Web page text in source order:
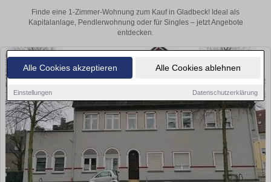
Alle Cookies akzeptieren Alle Cookies ablehnen
Einstellungen Datenschutzerklärung
Finde eine 1-Zimmer-Wohnung zum Kauf in Gladbeck! Ideal als
Kapitalanlage, Pendlerwohnung oder für Singles – jetzt Angebote
entdecken.